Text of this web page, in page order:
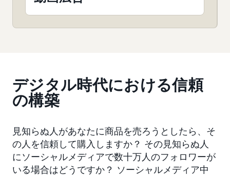
デジタル時代における信頼
の構築
見知らぬ人があなたに商品を売ろうとしたら、そ
の人を信頼して購入しますか？ その見知らぬ人
にソーシャルメディアで数十万人のフォロワーが
いる場合はどうですか？ ソーシャルメディア中